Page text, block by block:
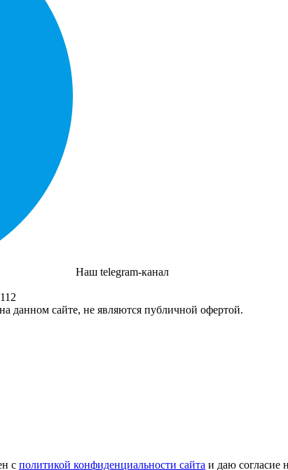
Наш telegram-канал
данном сайте, не являются публичной офертой.
с политикой конфиденциальности сайта и даю согласие